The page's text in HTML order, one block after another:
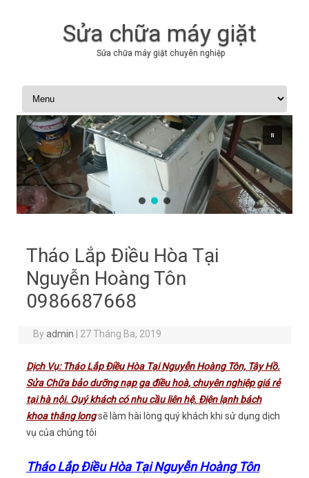
Sửa chữa máy giặt
Sửa chữa máy giặt chuyên nghiệp
Skip to content
Tháo Lắp Điều Hòa Tại
Nguyễn Hoàng Tôn
0986687668
Byadmin 27 Tháng Ba, 2019
Dịch Vụ: Tháo Lắp Điều Hòa Tại Nguyễn Hoàng Tôn, Tây Hồ.
Sửa Chữa bảo dưỡng nạp ga điều hoà, chuyên nghiệp giá rẻ
tại hà nội. Quý khách có nhu cầu liên hệ. Điện lạnh bách
khoa thăng longsẽ làm hài lòng quý khách khi sử dụng dịch
vụ của chúng tôi
Tháo Lắp Điều Hòa Tại Nguyễn Hoàng Tôn